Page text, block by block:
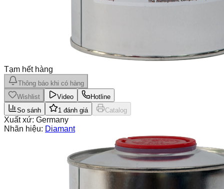
Tạm hết hàng
Thông báo khi có hàng
Wishlist
Video
Hotline
So sánh
1 đánh giá Catalog
Xuất xứ: Germany
Nhãn hiệu: Diamant